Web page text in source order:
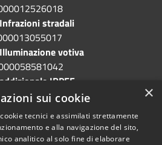
stradali
votiva
IRPEF
×
sui cookie
tecnici e assimilati strettamente
e alla navigazione del sito,
analitico al solo fine di elaborare